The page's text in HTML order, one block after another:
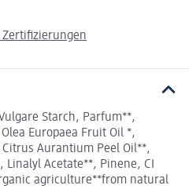
Zertifizierungen
Starch, Parfum**,
Europaea Fruit Oil *,
Aurantium Peel Oil**,
Acetate**, Pinene, CI
agriculture**from natural